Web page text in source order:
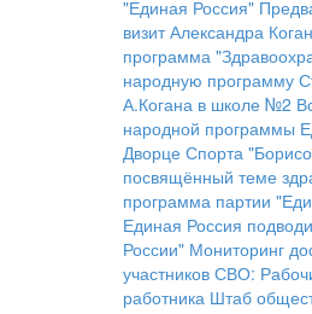
"Единая Россия"
визит Александра
программа
народную программу
А.Когана в школе №2
народной программы
Дворце Спорта
посвящённый теме
программа партии
Единая Россия
России" Мониторинг
участников СВО:
работника Штаб